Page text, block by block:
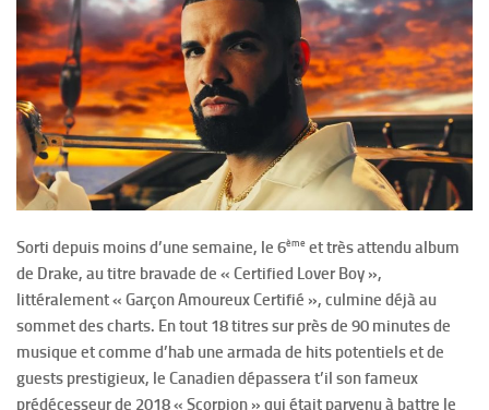
Sorti depuis moins d’une semaine, le 6ème et très attendu album
de Drake, au titre bravade de « Certified Lover Boy »,
littéralement « Garçon Amoureux Certifié », culmine déjà au
sommet des charts. En tout 18 titres sur près de 90 minutes de
musique et comme d’hab une armada de hits potentiels et de
guests prestigieux, le Canadien dépassera t’il son fameux
prédécesseur de 2018 « Scorpion » qui était parvenu à battre le